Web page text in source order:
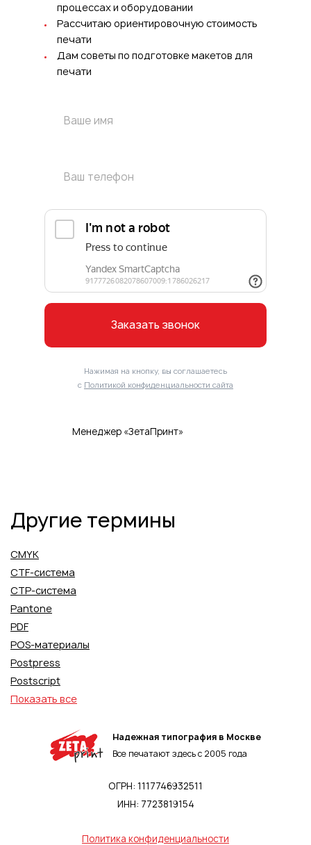
Менеджер «ЗетаПринт»
процессах и оборудовании
Рассчитаю ориентировочную стоимость
печати
Дам советы по подготовке макетов для
печати
Заказать звонок
Нажимая на кнопку, вы соглашаетесь
с Политикой конфиденциальности сайта
Другие термины
CMYK
CTF-система
CTP-система
Pantone
PDF
POS-материалы
Postpress
Postscript
Показать все
Надежная типография в Москве
Все печатают здесь с 2005 года
ОГРН: 1117746932511
ИНН: 7723819154
Политика конфиденциальности